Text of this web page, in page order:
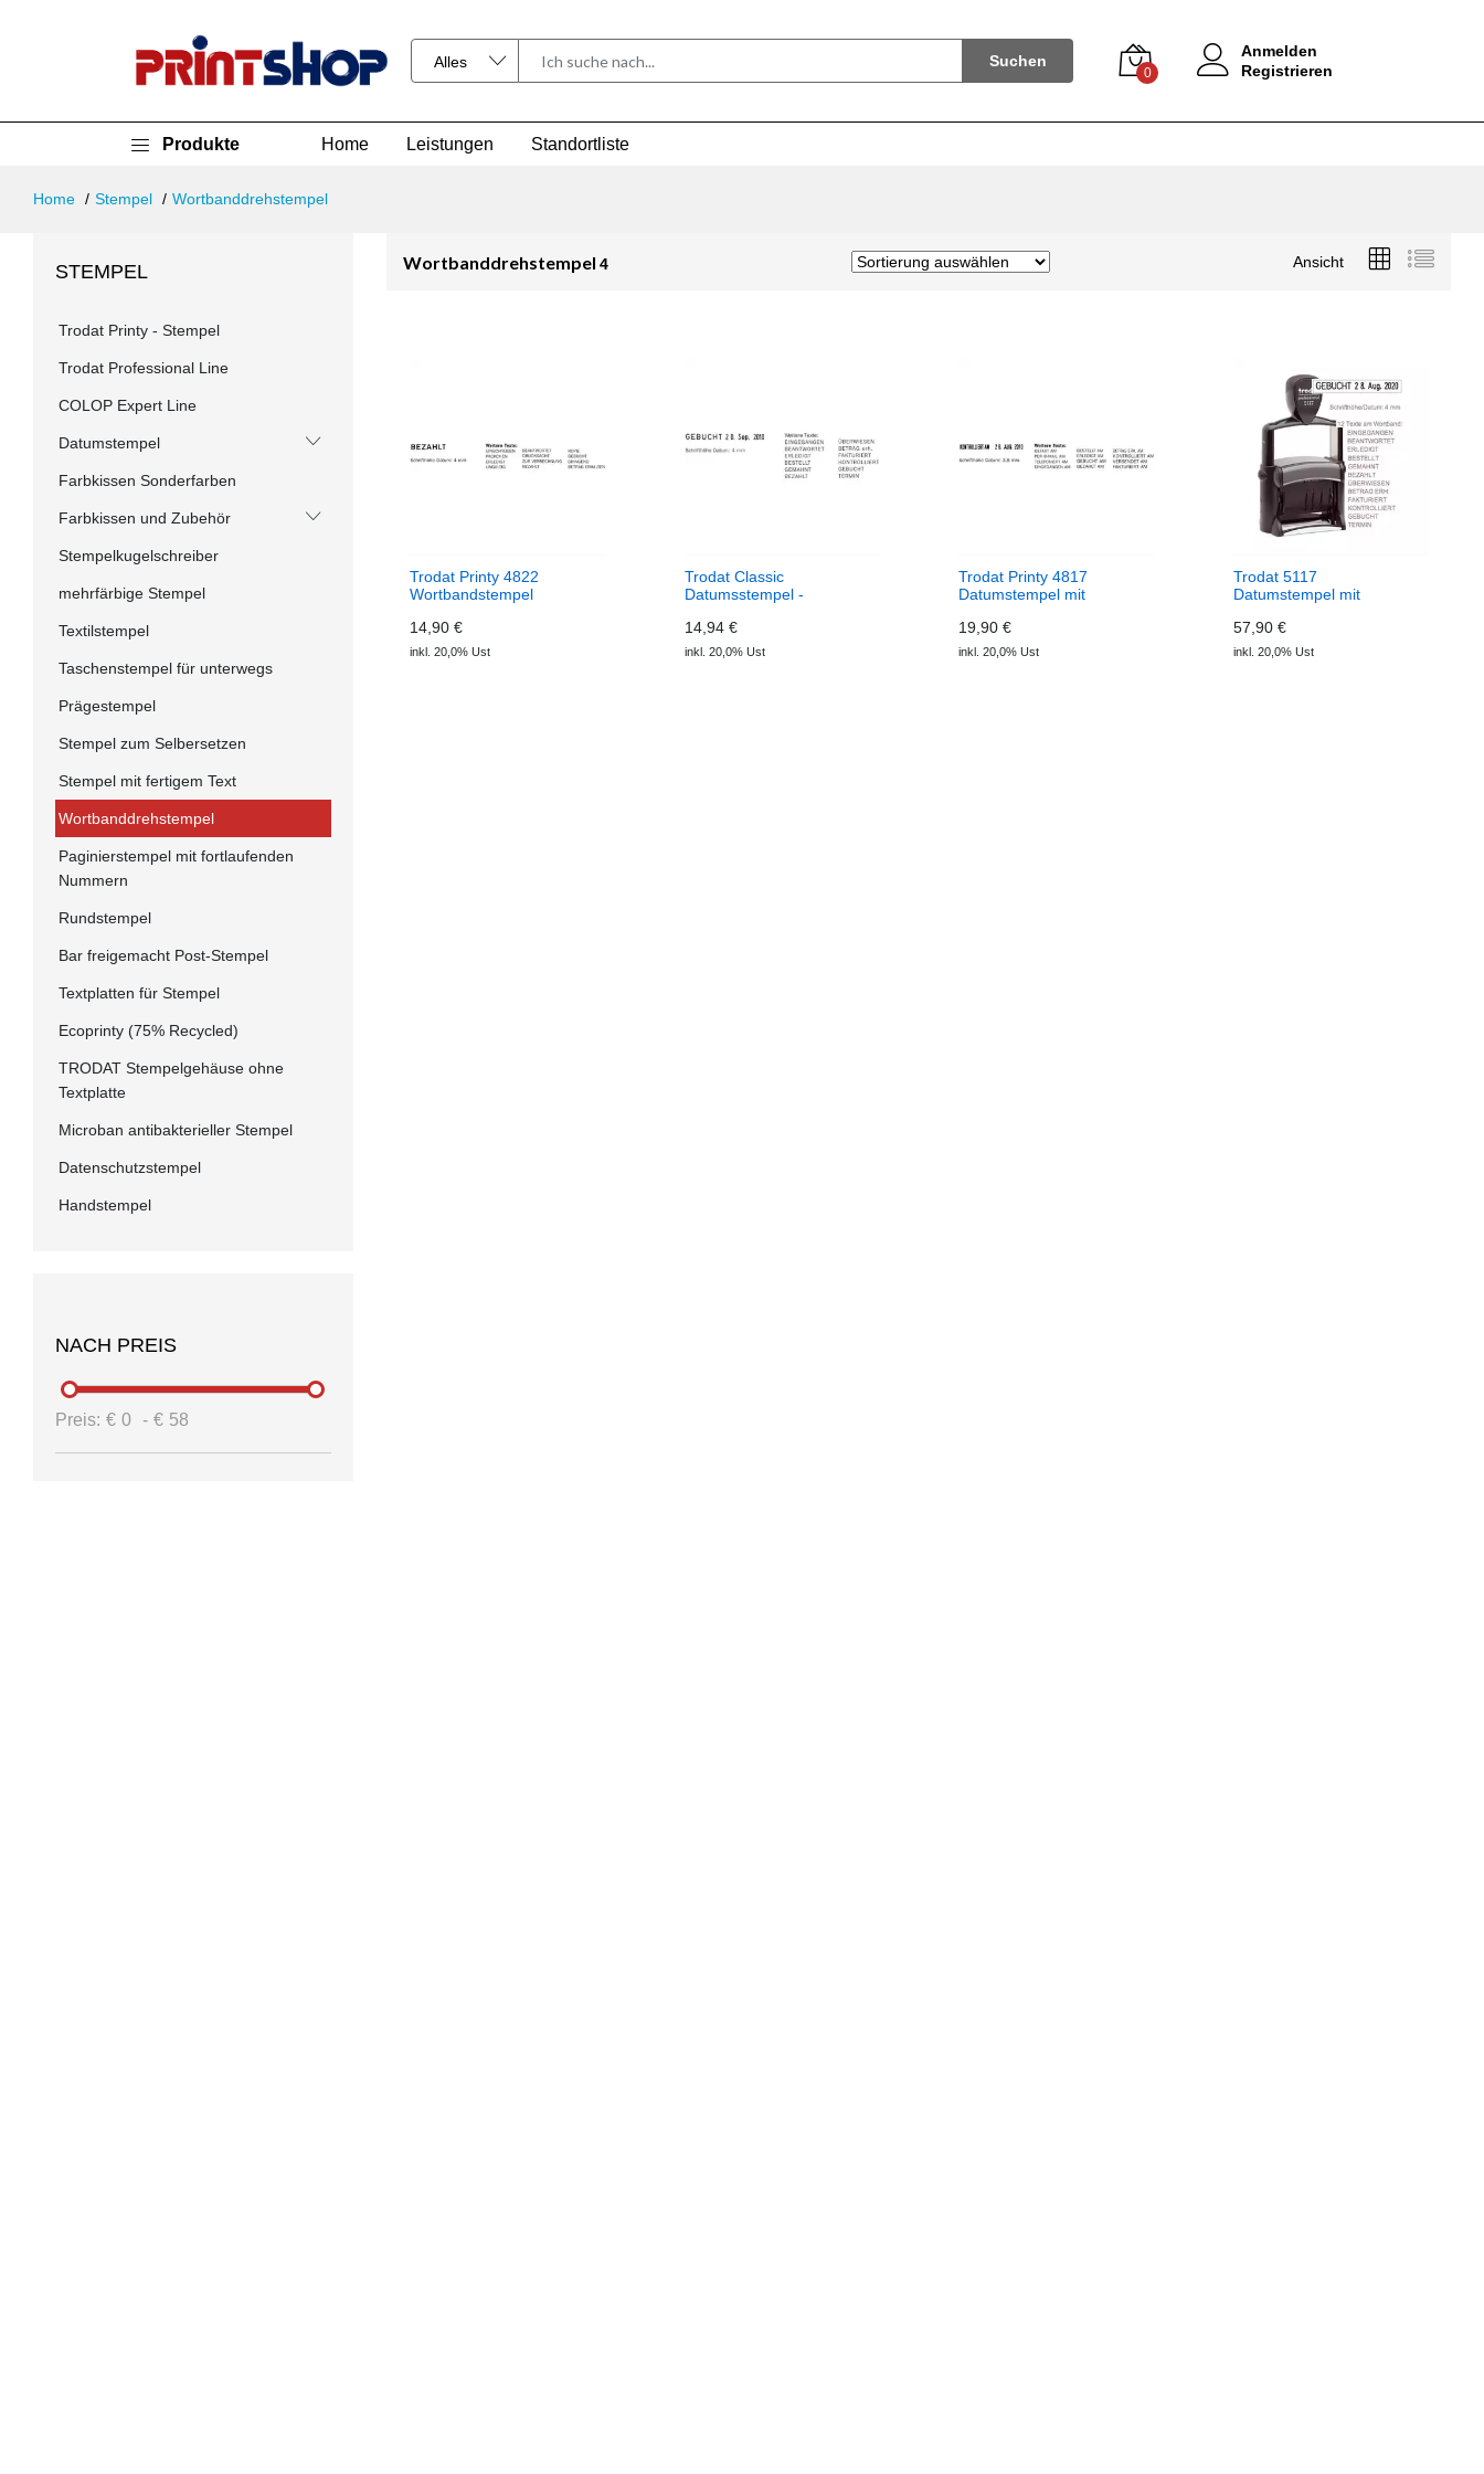
Suchen
0
Anmelden
Registrieren
Produkte Home Leistungen Standortliste
Home Stempel Wortbanddrehstempel
STEMPEL
Trodat Printy - Stempel
Trodat Professional Line
COLOP Expert Line
Datumstempel
Farbkissen Sonderfarben
Farbkissen und Zubehör
Stempelkugelschreiber
mehrfärbige Stempel
Textilstempel
Taschenstempel für unterwegs
Prägestempel
Stempel zum Selbersetzen
Stempel mit fertigem Text
Wortbanddrehstempel
Paginierstempel mit fortlaufenden
Nummern
Rundstempel
Bar freigemacht Post-Stempel
Textplatten für Stempel
Ecoprinty (75% Recycled)
TRODAT Stempelgehäuse ohne
Textplatte
Microban antibakterieller Stempel
Datenschutzstempel
Handstempel
NACH PREIS
Preis: € 0 - € 58
Wortbanddrehstempel 4 Ansicht
Trodat Printy 4822
Wortbandstempel
14,90 €
inkl. 20,0% Ust
Trodat Classic
Datumsstempel -
Wortband
14,94 €
inkl. 20,0% Ust
Trodat Printy 4817
Datumstempel mit
19,90 €
inkl. 20,0% Ust
Trodat 5117
Datumstempel mit
57,90 €
inkl. 20,0% Ust